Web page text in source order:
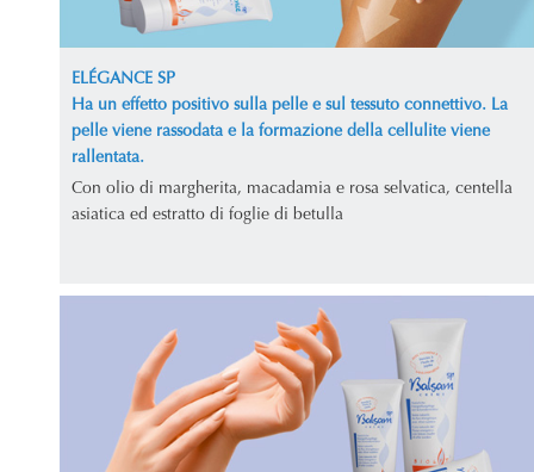
ELÉGANCE SP
Ha un effetto positivo sulla pelle e sul tessuto connettivo. La
pelle viene rassodata e la formazione della cellulite viene
rallentata.
Con olio di margherita, macadamia e rosa selvatica, centella
asiatica ed estratto di foglie di betulla